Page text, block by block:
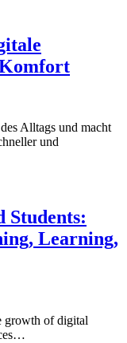
Alltags und macht
und
Students:
Learning,
growth of digital